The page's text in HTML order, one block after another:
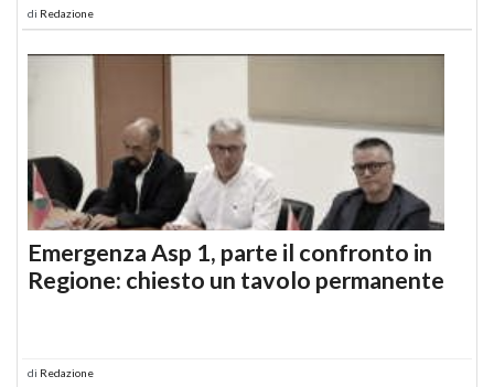
di Redazione
Emergenza Asp 1, parte il confronto in
Regione: chiesto un tavolo permanente
di Redazione